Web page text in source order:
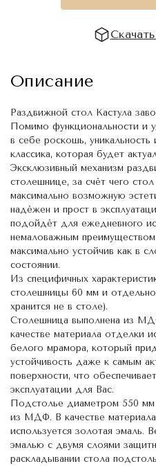
Описание
Раздвижной стол Кастула
Помимо функциональности и
в себе роскошь, уникальность
классика, которая будет
Эксклюзивный механизм
столешнице, за счёт чего стол
максимально возможную
надёжен и прост в
подойдёт для ежедневного
немаловажным преимуществом
максимально устойчив как в
состоянии.
Из специфичных
столешницы 60 мм и
хранится не в столе).
Столешница выполнена из
качестве материала отделки
белого мрамора, который
устойчивость даже к самым
поверхности, что
эксплуатации для Вас.
Подстолье диаметром 550 мм
из МДФ. В качестве
используется золотая эмаль.
эмалью с двумя слоями
раскладывании стола